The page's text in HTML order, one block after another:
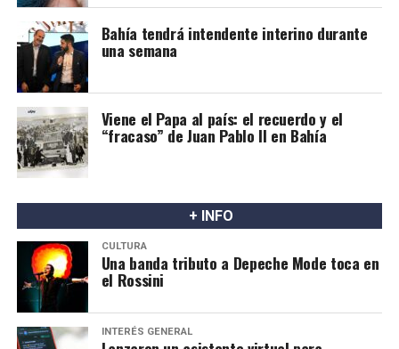
Bahía tendrá intendente interino durante
una semana
Viene el Papa al país: el recuerdo y el
“fracaso” de Juan Pablo II en Bahía
+ INFO
CULTURA
Una banda tributo a Depeche Mode toca en
el Rossini
INTERÉS GENERAL